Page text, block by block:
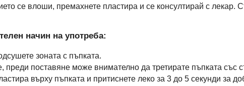
се влоши, премахнете пластира и се консултирай с лекар.
начин на употреба:
зоната с пъпката.
преди поставяне може внимателно да третирате пъпката със
върху пъпката и притиснете леко за 3 до 5 секунди за